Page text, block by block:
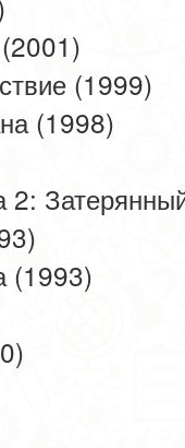
(1999)
(1998)
2:
(1993)